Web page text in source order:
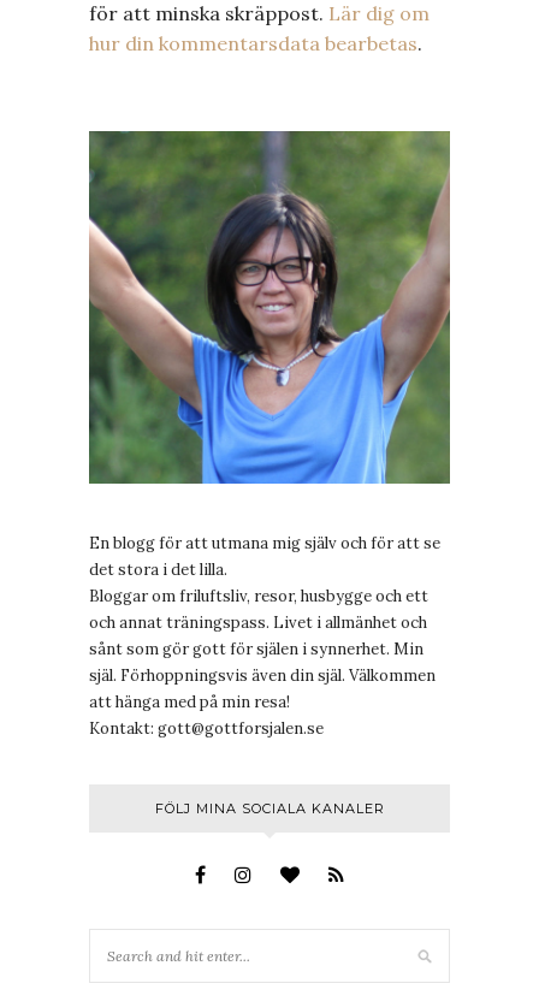
för att minska skräppost. Lär dig om
hur din kommentarsdata bearbetas.
En blogg för att utmana mig själv och för att se
det stora i det lilla.
Bloggar om friluftsliv, resor, husbygge och ett
och annat träningspass. Livet i allmänhet och
sånt som gör gott för själen i synnerhet. Min
själ. Förhoppningsvis även din själ. Välkommen
att hänga med på min resa!
Kontakt: gott@gottforsjalen.se
FÖLJ MINA SOCIALA KANALER